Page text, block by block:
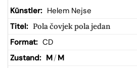
Helem Nejse
Pola čovjek pola jedan
CD
M/ M